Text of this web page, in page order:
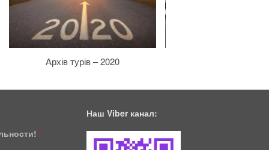
Архів турів – 2020
*
Наш Viber канал: